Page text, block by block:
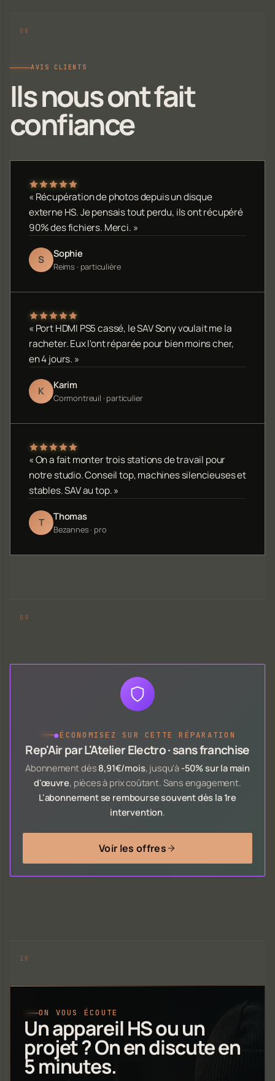
AVIS CLIENTS
Ils nous ont fait
confiance
« Récupération de photos depuis un disque
externe HS. Je pensais tout perdu, ils ont récupéré
90% des fichiers. Merci. »
S Sophie
Reims · particulière
« Port HDMI PS5 cassé, le SAV Sony voulait me la
racheter. Eux l'ont réparée pour bien moins cher,
en 4 jours. »
K Karim
Cormontreuil · particulier
« On a fait monter trois stations de travail pour
notre studio. Conseil top, machines silencieuses et
stables. SAV au top. »
T Thomas
Bezannes · pro
●ÉCONOMISEZ SUR CETTE RÉPARATION
Rep'Air par L'Atelier Electro · sans franchise
Abonnement dès 8,91€/mois, jusqu'à -50% sur la main
d'œuvre, pièces à prix coûtant. Sans engagement.
L'abonnement se rembourse souvent dès la 1re
intervention.
Voir les offres
ON VOUS ÉCOUTE
Un appareil HS ou un
projet ? On en discute en
5 minutes.